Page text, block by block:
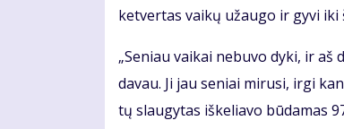
ket­ver­tas vai­kų už­au­go ir gy­vi iki
„Se­niau vai­kai ne­bu­vo dy­ki, ir
da­vau. Ji jau se­niai mi­ru­si, ir­gi
tų slau­gy­tas iš­ke­lia­vo bū­da­mas